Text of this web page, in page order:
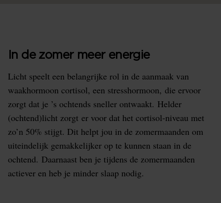
In de zomer meer energie
Licht speelt een belangrijke rol in de aanmaak van
waakhormoon cortisol, een stresshormoon, die ervoor
zorgt dat je ’s ochtends sneller ontwaakt. Helder
(ochtend)licht zorgt er voor dat het cortisol-niveau met
zo’n 50% stijgt. Dit helpt jou in de zomermaanden om
uiteindelijk gemakkelijker op te kunnen staan in de
ochtend. Daarnaast ben je tijdens de zomermaanden
actiever en heb je minder slaap nodig.